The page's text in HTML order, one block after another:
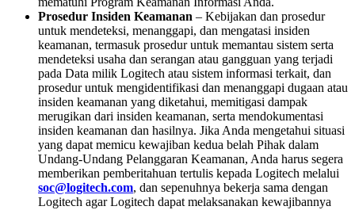
Prosedur Insiden Keamanan – Kebijakan dan prosedur
untuk mendeteksi, menanggapi, dan mengatasi insiden
keamanan, termasuk prosedur untuk memantau sistem serta
mendeteksi usaha dan serangan atau gangguan yang terjadi
pada Data milik Logitech atau sistem informasi terkait, dan
prosedur untuk mengidentifikasi dan menanggapi dugaan atau
insiden keamanan yang diketahui, memitigasi dampak
merugikan dari insiden keamanan, serta mendokumentasi
insiden keamanan dan hasilnya. Jika Anda mengetahui situasi
yang dapat memicu kewajiban kedua belah Pihak dalam
Undang-Undang Pelanggaran Keamanan, Anda harus segera
memberikan pemberitahuan tertulis kepada Logitech melalui
soc@logitech.com, dan sepenuhnya bekerja sama dengan
Logitech agar Logitech dapat melaksanakan kewajibannya